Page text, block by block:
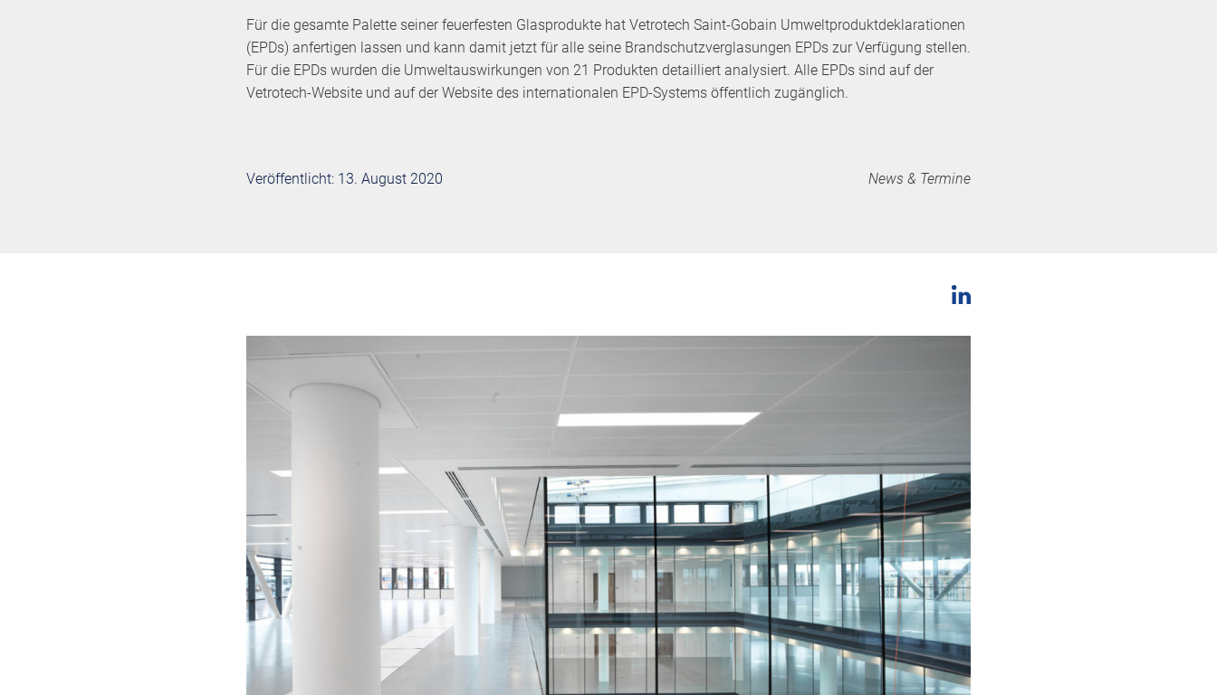
Für die gesamte Palette seiner feuerfesten Glasprodukte hat Vetrotech Saint-Gobain Umweltproduktdeklarationen
(EPDs) anfertigen lassen und kann damit jetzt für alle seine Brandschutzverglasungen EPDs zur Verfügung stellen.
Für die EPDs wurden die Umweltauswirkungen von 21 Produkten detailliert analysiert. Alle EPDs sind auf der
Vetrotech-Website und auf der Website des internationalen EPD-Systems öffentlich zugänglich.
Veröffentlicht: 13. August 2020 News & Termine